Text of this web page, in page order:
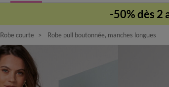
-50% dès 2
Robe courte Robe pull boutonnée, manches longues